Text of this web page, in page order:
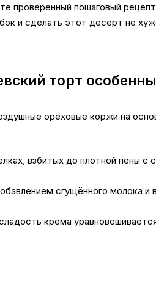
проверенный пошаговый
и сделать этот десерт не
торт
ореховые коржи на
взбитых до плотной пены
сгущённого молока и
крема